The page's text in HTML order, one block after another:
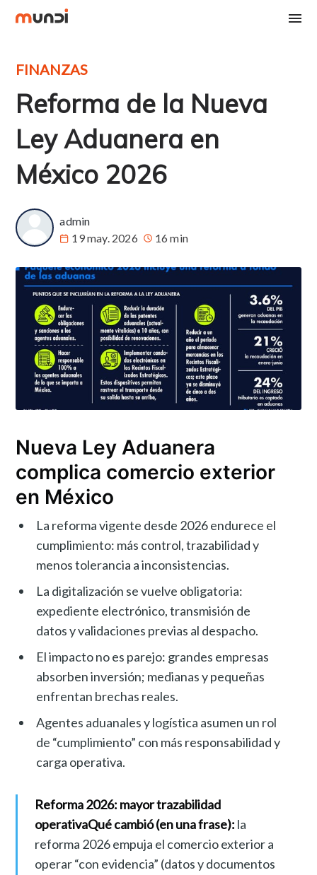
FINANZAS
Reforma de la Nueva
Ley Aduanera en
México 2026
admin
19 may. 2026
16 min
Nueva Ley Aduanera
complica comercio exterior
en México
La reforma vigente desde 2026 endurece el
cumplimiento: más control, trazabilidad y
menos tolerancia a inconsistencias.
La digitalización se vuelve obligatoria:
expediente electrónico, transmisión de
datos y validaciones previas al despacho.
El impacto no es parejo: grandes empresas
absorben inversión; medianas y pequeñas
enfrentan brechas reales.
Agentes aduanales y logística asumen un rol
de “cumplimiento” con más responsabilidad y
carga operativa.
Reforma 2026: mayor trazabilidad
operativaQué cambió (en una frase): la
reforma 2026 empuja el comercio exterior a
operar “con evidencia” (datos y documentos